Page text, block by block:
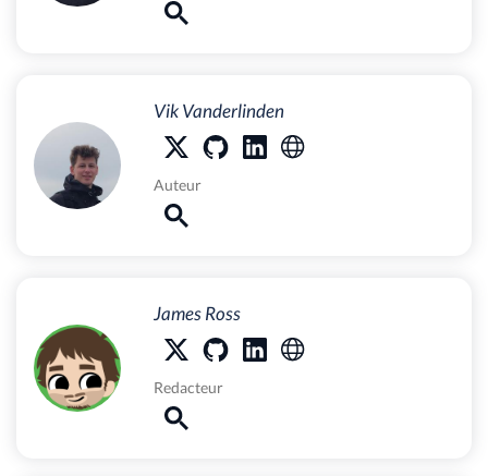
Vik Vanderlinden
Auteur
James Ross
Redacteur